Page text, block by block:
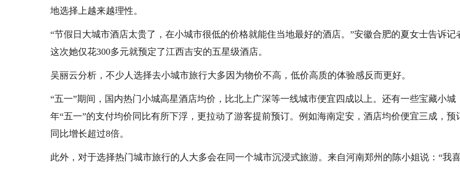
地选择上越来越理性。
“节假日大城市酒店太贵了，在小城市很低的价格就能住当地最好的酒店。”安徽合肥的夏女士告诉记
这次她仅花300多元就预定了江西吉安的五星级酒店。
吴丽云分析，不少人选择去小城市旅行大多因为物价不高，低价高质的体验感反而更好。
“五一”期间，国内热门小城高星酒店均价，比北上广深等一线城市便宜四成以上。还有一些宝藏小城
年“五一”的支付均价同比有所下浮，更拉动了游客提前预订。例如海南定安，酒店均价便宜三成，预
同比增长超过8倍。
此外，对于选择热门城市旅行的人大多会在同一个城市沉浸式旅游。来自河南郑州的陈小姐说：“我